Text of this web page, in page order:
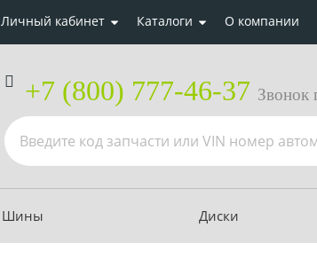
Личный кабинет Каталоги О компании
+7 (800) 777-46-37 Звонок
Шины Диски